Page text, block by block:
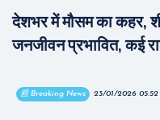
देशभर में मौसम का कहर,
जनजीवन प्रभावित, कई
📰 Breaking News 23/01/2026 05:52